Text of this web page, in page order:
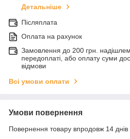
Детальніше
Післяплата
Оплата на рахунок
Замовлення до 200 грн.
передоплаті, або оплату суми
відмови
Всі умови оплати
Умови повернення
Повернення товару впродовж 14 днів